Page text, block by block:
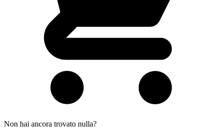
Non hai ancora trovato nulla?